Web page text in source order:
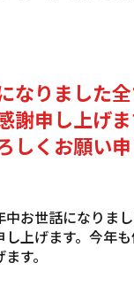
なりました
謝申し上げ
しくお願い
お世話になりま
上げます。今年
す。